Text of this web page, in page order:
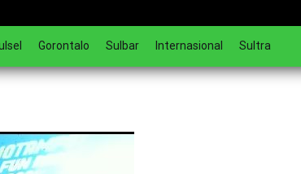
Gorontalo Sulbar Internasional Sultra